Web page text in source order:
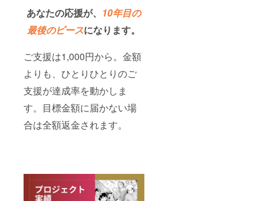
あなたの応援が、 10年目の
最後のピースになります。
ご支援は1,000円から。金額
よりも、ひとりひとりのご
支援が達成率を動かしま
す。目標金額に届かない場
合は全額返金されます。